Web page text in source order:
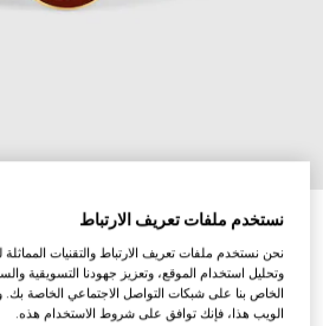
سوار مزيّن بشعار G المتشابك المستدير المطلي بالمينا
تنويعاتجلد باللون الأحمر Rosso Ancora
نستخدم ملفات تعريف الارتباط
نحن نستخدم ملفات تعريف الارتباط والتقنيات
وتحليل استخدام الموقع، وتعزيز جهودنا التسويقية
الخاص بنا على شبكات التواصل الاجتماعي الخاصة بك.
الويب هذا، فإنك توافق على شروط الاستخدام هذه.